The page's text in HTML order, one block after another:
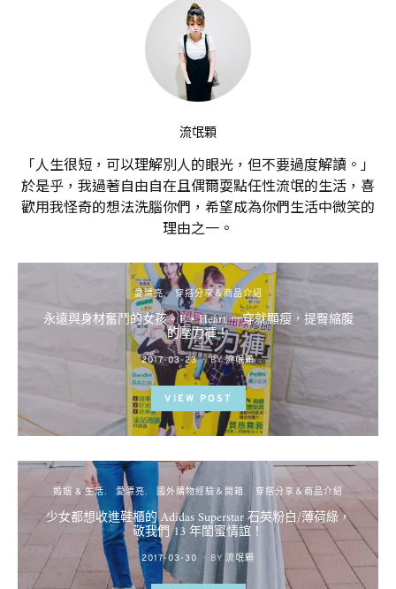
流氓顆
「人生很短，可以理解別人的眼光，但不要過度解讀。」
於是乎，我過著自由自在且偶爾耍點任性流氓的生活，喜
歡用我怪奇的想法洗腦你們，希望成為你們生活中微笑的
理由之一。
愛漂亮 穿搭分享＆商品介紹
永遠與身材奮鬥的女孩。E‧Heart 一穿就顯瘦，提臀縮腹
的壓力褲！
POSTED
ON
2017-03-23 BY 流氓顆
VIEW POST
婚姻 & 生活 愛漂亮 國外購物經驗＆開箱 穿搭分享＆商品介紹
少女都想收進鞋櫃的 Adidas Superstar 石英粉白/薄荷綠，
敬我們 13 年閨蜜情誼！
POSTED
ON
2017-03-30 BY 流氓顆